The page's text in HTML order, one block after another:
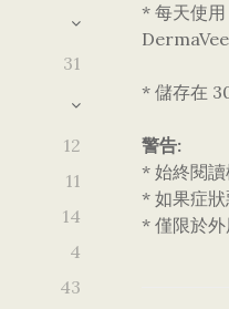
31
12
11
14
4
43
* 每天使
* 儲存在
警告:
* 始終閱讀
* 如果症狀
* 僅限於外